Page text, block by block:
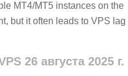
MT4/MT5 instances on the
but it often leads to VPS lag
26 августа 2025 г.